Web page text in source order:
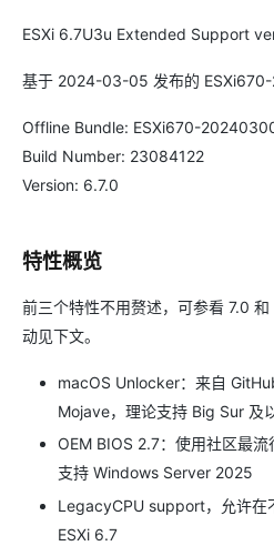
ESXi 6.7U3u Extended Support
基于 2024-03-05 发布的 ESXi670-
Offline Bundle: ESXi670-
Build Number: 23084122
Version: 6.7.0
特性概览
前三个特性不用赘述，可参看 7.0
动见下文。
macOS Unlocker：来自
Mojave，理论支持 Big Sur 及
OEM BIOS 2.7：使用社区最
支持 Windows Server 2025
LegacyCPU support，允许在
ESXi 6.7